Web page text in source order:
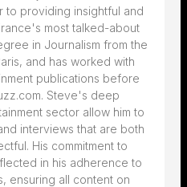
to providing insightful and
most talked-about
in Journalism from the
and has worked with
publications before
Steve's deep
sector allow him to
interviews that are both
His commitment to
in his adherence to
ensuring all content on